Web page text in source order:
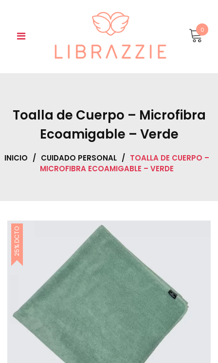
0
Toalla de Cuerpo – Microfibra
Ecoamigable – Verde
INICIO / CUIDADO PERSONAL / TOALLA DE CUERPO –
MICROFIBRA ECOAMIGABLE – VERDE
25% DCTO